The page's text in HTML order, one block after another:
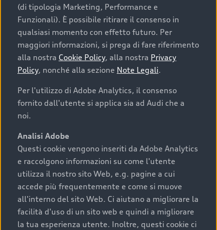
Cosa sapere prima di
acquistare la tua prossima
auto
I requisiti fondamentali da considerare prima di
acquistare un’auto usata, oltre al prezzo e all'aspetto,
chilometraggio: un valore contenuto corrisponde a
uno stato migliore del veicolo e a una maggiore
durata nel tempo;
cronologia dei tagliandi: una documentazione
completa della vettura certifica una manutenzione
costante e accurata;
(di tipologia Marketing, Performance e
Funzionali). È possibile ritirare il consenso in
qualsiasi momento con effetto futuro. Per
maggiori informazioni, si prega di fare riferimento
alla nostra Cookie Policy, alla nostra Privacy
Policy, nonché alla sezione Note Legali.
Per l'utilizzo di Adobe Analytics, il consenso
fornito dall'utente si applica sia ad Audi che a
noi.
Analisi Adobe
Questi cookie vengono inseriti da Adobe Analytics
e raccolgono informazioni su come l'utente
utilizza il nostro sito Web, e.g. pagine a cui
accede più frequentemente e come si muove
all'interno del sito Web. Ci aiutano a migliorare la
facilità d'uso di un sito web e quindi a migliorare
la tua esperienza utente. Inoltre, questi cookie ci